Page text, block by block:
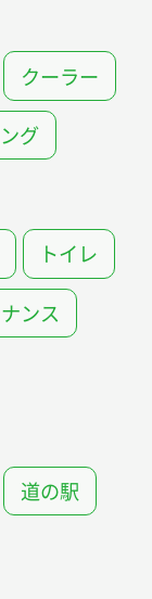
クーラー
グ
トイレ
ンス
道の駅